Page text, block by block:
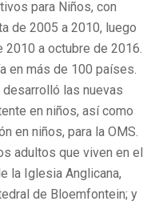
para Niños, con
de 2005 a 2010, luego
2010 a octubre de 2016.
en más de 100 países.
las nuevas
en niños, así como
en niños, para la OMS.
adultos que viven en el
la Iglesia Anglicana,
de Bloemfontein; y